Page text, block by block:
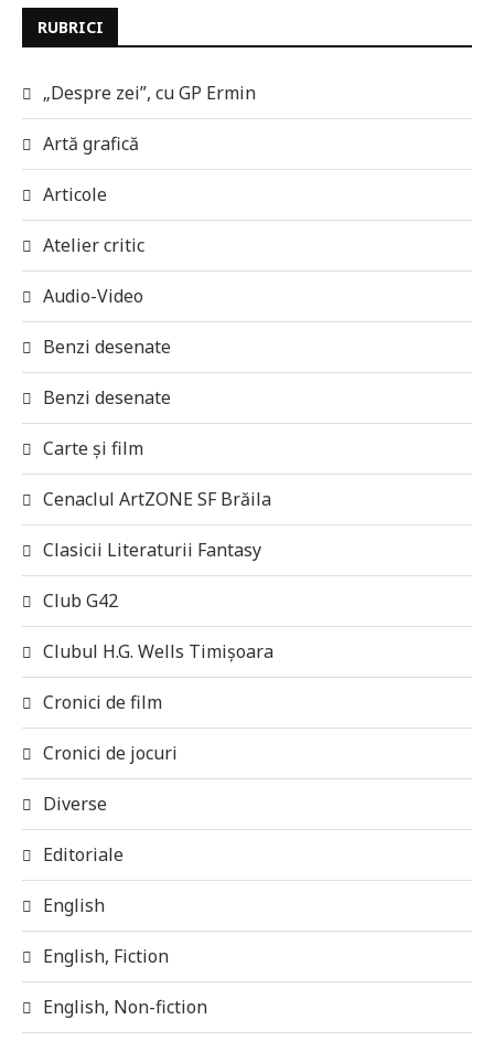
RUBRICI
„Despre zei”, cu GP Ermin
Artă grafică
Articole
Atelier critic
Audio-Video
Benzi desenate
Benzi desenate
Carte și film
Cenaclul ArtZONE SF Brăila
Clasicii Literaturii Fantasy
Club G42
Clubul H.G. Wells Timișoara
Cronici de film
Cronici de jocuri
Diverse
Editoriale
English
English, Fiction
English, Non-fiction